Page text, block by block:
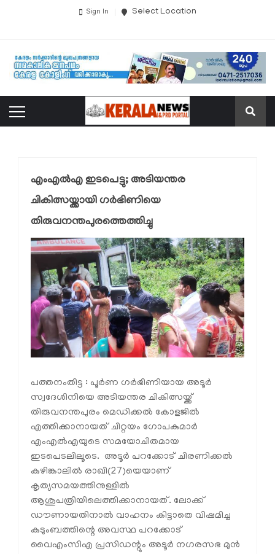
Sign In Select Location
എംഎല്‍എ ഇടപെട്ടു; അടിയന്തര
ചികിത്സയ്ക്കായി ഗര്‍ഭിണിയെ
തിരുവനന്തപുരത്തെത്തിച്ചു
പത്തനംതിട്ട : പൂര്‍ണ ഗര്‍ഭിണിയായ അടൂര്‍
സ്വദേശിനിയെ അടിയന്തര ചികിത്സയ്ക്ക്
തിരുവനന്തപുരം മെഡിക്കല്‍ കോളജില്‍
എത്തിക്കാനായത് ചിറ്റയം ഗോപകുമാര്‍
എംഎല്‍എയുടെ സമയോചിതമായ
ഇടപെടലിലൂടെ. അടൂര്‍ പറക്കോട് ചിരണിക്കല്‍
കുഴിങ്കാലില്‍ രാഖി(27)യെയാണ്
കൃത്യസമയത്തിനുള്ളില്‍
ആശുപത്രിയിലെത്തിക്കാനായത്. ലോക്ക്
ഡൗണായതിനാല്‍ വാഹനം കിട്ടാതെ വിഷമിച്ച
കുടുംബത്തിന്റെ അവസ്ഥ പറക്കോട്
വൈഎംസിഎ പ്രസിഡന്റും അടൂര്‍ നഗരസഭ മുന്‍